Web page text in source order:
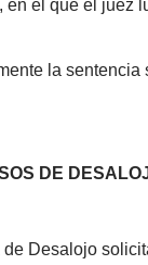
el que el
la
DE
Desalojo